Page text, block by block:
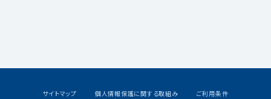
サイトマップ 個人情報保護に関する取組み ご利用条件